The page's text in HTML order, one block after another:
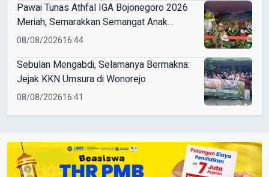
Pawai Tunas Athfal IGA Bojonegoro 2026
Meriah, Semarakkan Semangat Anak
Sholeh Berkemajuan
08/08/202616:44
Sebulan Mengabdi, Selamanya Bermakna:
Jejak KKN Umsura di Wonorejo
08/08/202616:41